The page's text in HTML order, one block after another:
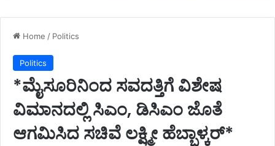
Home / Politics
Politics
*ಮೈಸೂರಿನಿಂದ ಸವದತ್ತಿಗೆ ವಿಶೇಷ
ವಿಮಾನದಲ್ಲಿ ಸಿಎಂ, ಡಿಸಿಎಂ ಜೊತೆ
ಆಗಮಿಸಿದ ಸಚಿವೆ ಲಕ್ಷ್ಮೀ ಹೆಬ್ಬಾಳ್ಕರ್*